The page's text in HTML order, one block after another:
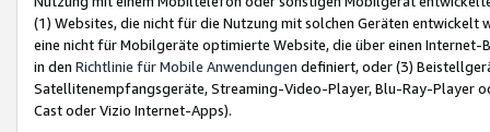
(1) Websites, die nicht für die Nutzung mit solchen Geräten
eine nicht für Mobilgeräte optimierte Website, die über einen
in den Richtlinie für Mobile Anwendungen definiert, oder (3)
Satellitenempfangsgeräte, Streaming-Video-Player, Blu-Ray-Player
Cast oder Vizio Internet-Apps).